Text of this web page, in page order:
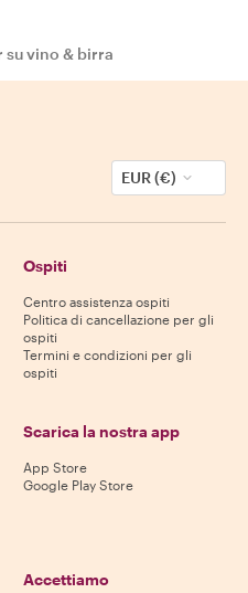
su vino & birra
EUR (€)
Ospiti
Centro assistenza ospiti
Politica di cancellazione per gli
ospiti
Termini e condizioni per gli
ospiti
Scarica la nostra app
App Store
Google Play Store
Accettiamo